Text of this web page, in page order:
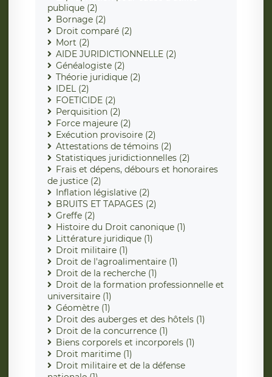
publique (2)
Bornage (2)
Droit comparé (2)
Mort (2)
AIDE JURIDICTIONNELLE (2)
Généalogiste (2)
Théorie juridique (2)
IDEL (2)
FOETICIDE (2)
Perquisition (2)
Force majeure (2)
Exécution provisoire (2)
Attestations de témoins (2)
Statistiques juridictionnelles (2)
Frais et dépens, débours et honoraires
de justice (2)
Inflation législative (2)
BRUITS ET TAPAGES (2)
Greffe (2)
Histoire du Droit canonique (1)
Littérature juridique (1)
Droit militaire (1)
Droit de l'agroalimentaire (1)
Droit de la recherche (1)
Droit de la formation professionnelle et
universitaire (1)
Géomètre (1)
Droit des auberges et des hôtels (1)
Droit de la concurrence (1)
Biens corporels et incorporels (1)
Droit maritime (1)
Droit militaire et de la défense